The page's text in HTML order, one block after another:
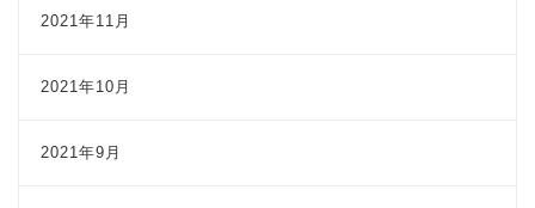
2021年11月
2021年10月
2021年9月